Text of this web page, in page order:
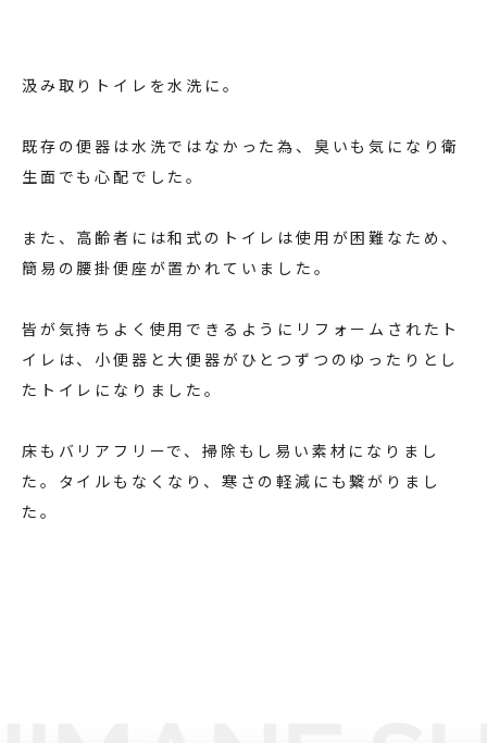
汲み取りトイレを水洗に。
既存の便器は水洗ではなかった為、臭いも気になり衛
生面でも心配でした。
また、高齢者には和式のトイレは使用が困難なため、
簡易の腰掛便座が置かれていました。
皆が気持ちよく使用できるようにリフォームされたト
イレは、小便器と大便器がひとつずつのゆったりとし
たトイレになりました。
床もバリアフリーで、掃除もし易い素材になりまし
た。タイルもなくなり、寒さの軽減にも繋がりまし
た。